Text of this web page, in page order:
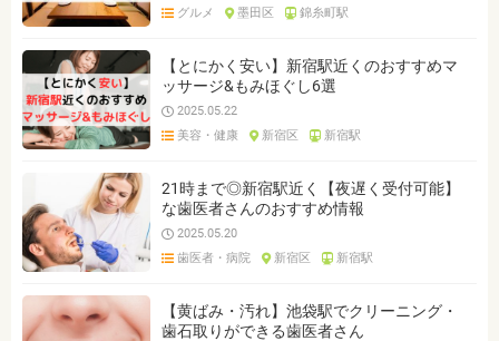
クリア
グルメ
墨田区 錦糸町駅
【とにかく安い】新宿駅近くのおすすめマ
ッサージ&もみほぐし6選
2025.05.22
美容・健康
新宿区 新宿駅
21時まで◎新宿駅近く【夜遅く受付可能】
な歯医者さんのおすすめ情報
2025.05.20
歯医者・病院
新宿区 新宿駅
【黄ばみ・汚れ】池袋駅でクリーニング・
歯石取りができる歯医者さん